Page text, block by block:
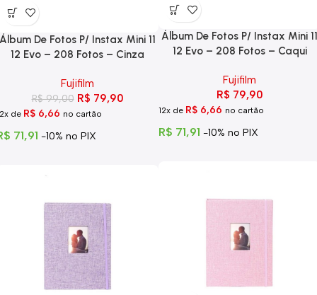
Álbum De Fotos P/ Instax Mini 11
12 Evo – 208 Fotos – Caqui
Fujifilm
R$ 79,90
12x de R$ 6,66 no cartão
R$ 71,91 -10% no PIX
Álbum De Fotos P/ Instax Mini 11
12 Evo – 208 Fotos – Cinza
Fujifilm
R$99,00 R$ 79,90
de R$ 6,66 no cartão
71,91 -10% no PIX